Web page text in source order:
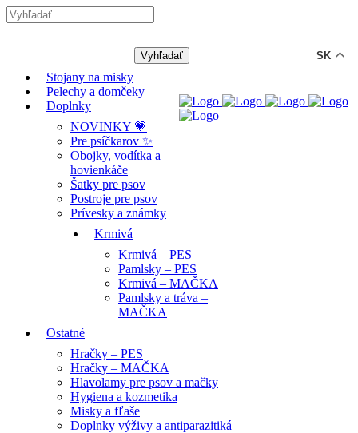
Stojany na misky
Pelechy a domčeky
Doplnky
NOVINKY 💗
Pre psíčkarov ✨
Obojky, vodítka a
hovienkáče
Šatky pre psov
Postroje pre psov
Prívesky a známky
Krmivá
Krmivá – PES
Pamlsky – PES
Krmivá – MAČKA
Pamlsky a tráva –
MAČKA
Ostatné
Hračky – PES
Hračky – MAČKA
Hlavolamy pre psov a mačky
Hygiena a kozmetika
Misky a fľaše
Doplnky výživy a antiparazitiká
SK
-12% ZĽAVA s kódom "LETO12" ☀️